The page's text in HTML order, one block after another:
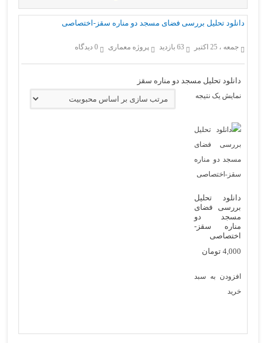
دانلود تحلیل بررسی فضای مسجد دو مناره سقز-اختصاصی
جمعه ، 25 اکتبر 63 بازدید پروژه معماری 0 دیدگاه
دانلود تحلیل مسجد دو مناره سقز
نمایش یک نتیجه
دانلود تحلیل
بررسی فضای
مسجد دو
مناره سقز-
اختصاصی
4,000 تومان
افزودن به سبد
خرید